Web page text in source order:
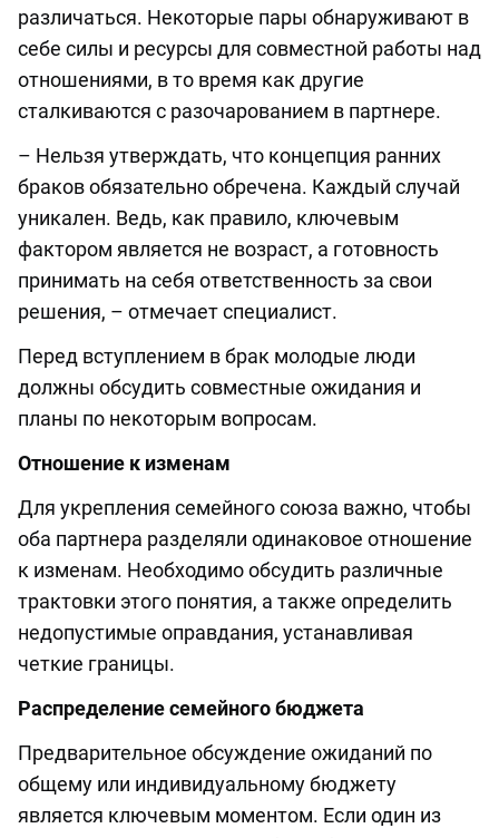
различаться. Некоторые пары обнаруживают в
себе силы и ресурсы для совместной работы над
отношениями, в то время как другие
сталкиваются с разочарованием в партнере.
– Нельзя утверждать, что концепция ранних
браков обязательно обречена. Каждый случай
уникален. Ведь, как правило, ключевым
фактором является не возраст, а готовность
принимать на себя ответственность за свои
решения, – отмечает специалист.
Перед вступлением в брак молодые люди
должны обсудить совместные ожидания и
планы по некоторым вопросам.
Отношение к изменам
Для укрепления семейного союза важно, чтобы
оба партнера разделяли одинаковое отношение
к изменам. Необходимо обсудить различные
трактовки этого понятия, а также определить
недопустимые оправдания, устанавливая
четкие границы.
Распределение семейного бюджета
Предварительное обсуждение ожиданий по
общему или индивидуальному бюджету
является ключевым моментом. Если один из